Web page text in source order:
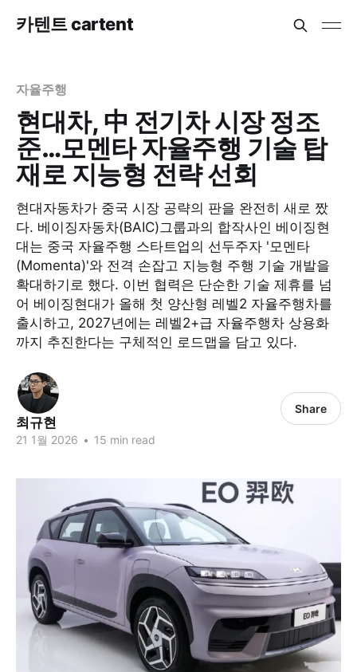
카텐트 cartent
자율주행
현대차, 中 전기차 시장 정조
준…모멘타 자율주행 기술 탑
재로 지능형 전략 선회
현대자동차가 중국 시장 공략의 판을 완전히 새로 짰
다. 베이징자동차(BAIC)그룹과의 합작사인 베이징현
대는 중국 자율주행 스타트업의 선두주자 '모멘타
(Momenta)'와 전격 손잡고 지능형 주행 기술 개발을
확대하기로 했다. 이번 협력은 단순한 기술 제휴를 넘
어 베이징현대가 올해 첫 양산형 레벨2 자율주행차를
출시하고, 2027년에는 레벨2+급 자율주행차 상용화
까지 추진한다는 구체적인 로드맵을 담고 있다.
최규현
21 1월 2026 • 15 min read
Share